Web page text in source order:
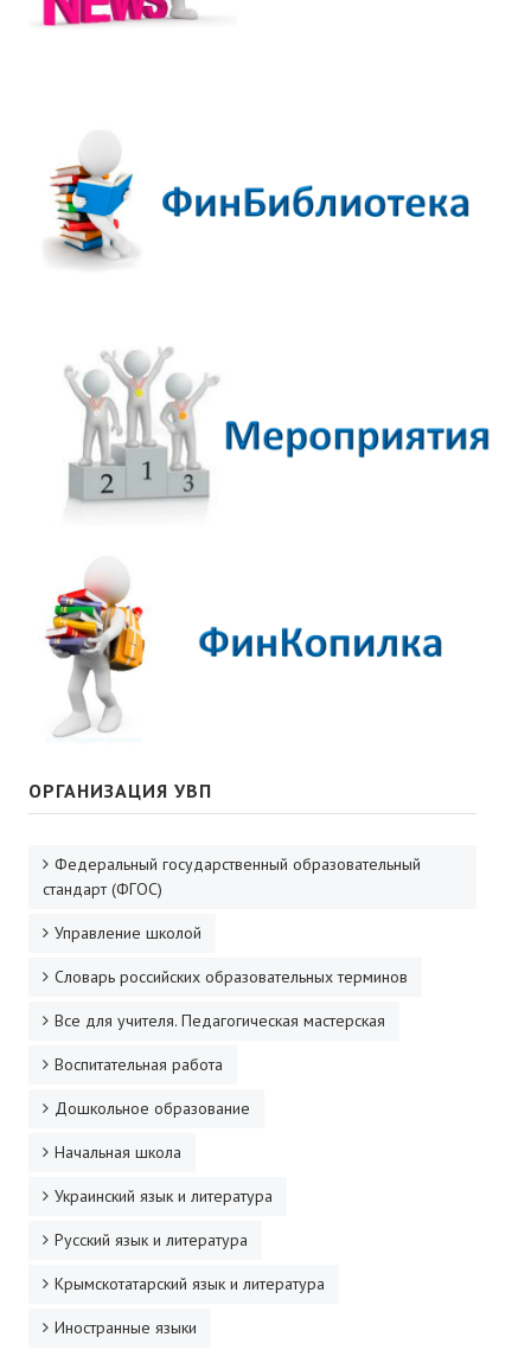
Советуем прочитать
Профессиональная переподготовка
Повышение квалификации
ОРГАНИЗАЦИЯ УВП
Федеральный государственный образовательный
стандарт (ФГОС)
Управление школой
Словарь российских образовательных терминов
Все для учителя. Педагогическая мастерская
Воспитательная работа
Дошкольное образование
Начальная школа
Украинский язык и литература
Русский язык и литература
Крымскотатарский язык и литература
Иностранные языки